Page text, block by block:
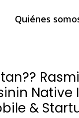
Quiénes
Native
&